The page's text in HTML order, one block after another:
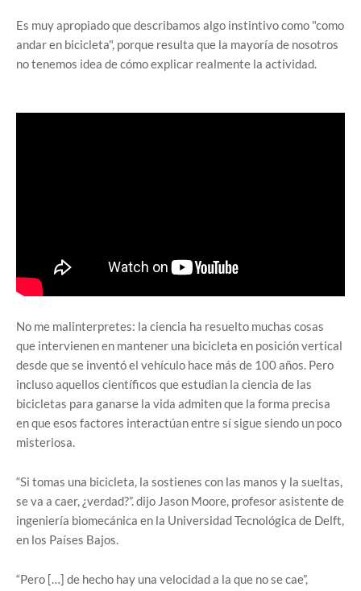
Es muy apropiado que describamos algo instintivo como "como
andar en bicicleta", porque resulta que la mayoría de nosotros
no tenemos idea de cómo explicar realmente la actividad.
No me malinterpretes: la ciencia ha resuelto muchas cosas
que intervienen en mantener una bicicleta en posición vertical
desde que se inventó el vehículo hace más de 100 años. Pero
incluso aquellos científicos que estudian la ciencia de las
bicicletas para ganarse la vida admiten que la forma precisa
en que esos factores interactúan entre sí sigue siendo un poco
misteriosa.
“Si tomas una bicicleta, la sostienes con las manos y la sueltas,
se va a caer, ¿verdad?”. dijo Jason Moore, profesor asistente de
ingeniería biomecánica en la Universidad Tecnológica de Delft,
en los Países Bajos.
“Pero […] de hecho hay una velocidad a la que no se cae”,